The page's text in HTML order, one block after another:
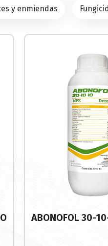
y enmiendas
ABONOFOL 30-